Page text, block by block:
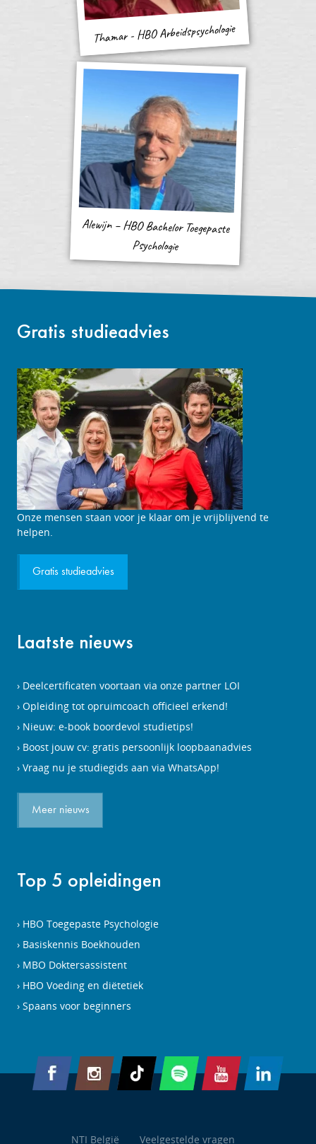
Thamar - HBO Arbeidspsychologie
Alewijn – HBO Bachelor Toegepaste
Psychologie
Gratis studieadvies
Studieadviesgesprek
aanvragen
Onze mensen staan voor je klaar om je vrijblijvend te
helpen.
Gratis studieadvies
Laatste nieuws
Deelcertificaten voortaan via onze partner LOI
Opleiding tot opruimcoach officieel erkend!
Nieuw: e-book boordevol studietips!
Boost jouw cv: gratis persoonlijk loopbaanadvies
Vraag nu je studiegids aan via WhatsApp!
Meer nieuws
Top 5 opleidingen
HBO Toegepaste Psychologie
Basiskennis Boekhouden
MBO Doktersassistent
HBO Voeding en diëtetiek
Spaans voor beginners
NTI België Veelgestelde vragen